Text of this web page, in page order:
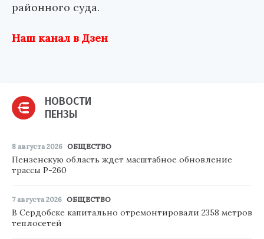
районного суда.
Наш канал в Дзен
НОВОСТИ
ПЕНЗЫ
8 августа 2026 ОБЩЕСТВО
Пензенскую область ждет масштабное обновление
трассы Р-260
7 августа 2026 ОБЩЕСТВО
В Сердобске капитально отремонтировали 2358 метров
теплосетей